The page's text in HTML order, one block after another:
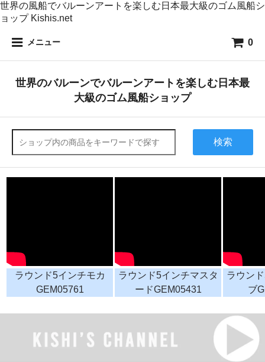
世界の風船でバルーンアートを楽しむ日本最大級のゴム風船シ
ョップ Kishis.net
メニュー 0
世界のバルーンでバルーンアートを楽しむ日本最
大級のゴム風船ショップ
検索
ラウンド5インチモカ
GEM05761
ラウンド5インチマスタ
ードGEM05431
ラウン
ブ